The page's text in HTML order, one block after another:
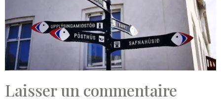
Laisser un commentaire